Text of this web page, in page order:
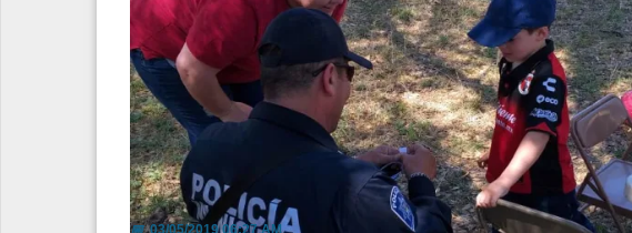
Ofrece Seguridad Públicafestejo a niños ...
📅03/05/2019 06:27 AM